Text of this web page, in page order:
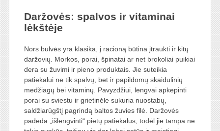
Daržovės: spalvos ir vitaminai
lėkštėje
Nors bulvės yra klasika, į racioną būtina įtraukti ir kitų
daržovių. Morkos, porai, špinatai ar net brokoliai puikiai
dera su žuvimi ir pieno produktais. Jie suteikia
patiekalui ne tik spalvų, bet ir papildomų skaidulinių
medžiagų bei vitaminų. Pavyzdžiui, lengvai apkepinti
porai su sviestu ir grietinėle sukuria nuostabų,
saldžiarūgštį pagrindą baltos žuvies filė. Daržovės
padeda „išlengvinti“ pietų patiekalus, todėl jie tampa ne